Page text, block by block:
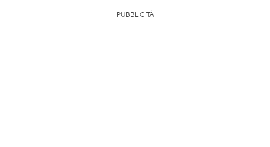
PUBBLICITÀ